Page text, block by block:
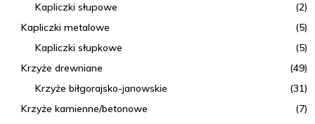
Kapliczki słupowe
(2)
Kapliczki metalowe
(5)
Kapliczki słupkowe
(5)
Krzyże drewniane
(49)
Krzyże biłgorajsko-janowskie
(31)
Krzyże kamienne/betonowe
(7)